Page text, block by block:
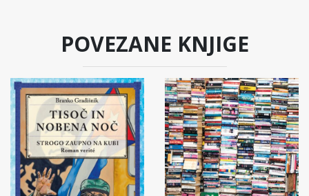
POVEZANE KNJIGE